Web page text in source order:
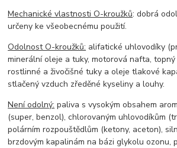
Mechanické vlastnosti O-kroužků: dobrá
určeny ke všeobecnému použití.
Odolnost O-kroužků: alifatické uhlovodíky
minerální oleje a tuky, motorová nafta,
rostlinné a živočišné tuky a oleje tlakové
stlačený vzduch zředěné kyseliny a louhy.
Není odolný: paliva s vysokým obsahem
(super, benzol), chlorovaným uhlovodíkům
polárním rozpouštědlům (ketony, aceton),
brzdovým kapalinám na bázi glykolu ozonu,